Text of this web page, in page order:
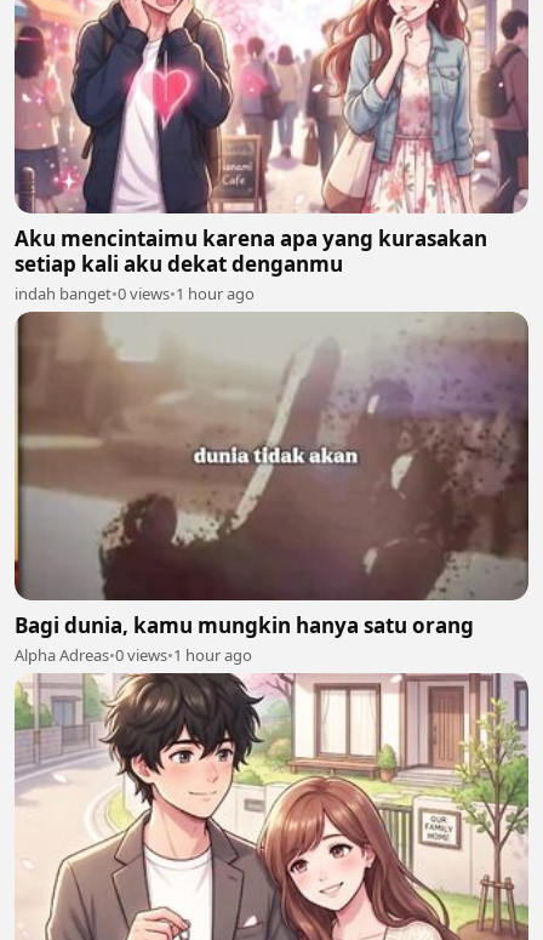
Aku mencintaimu karena apa yang kurasakan
setiap kali aku dekat denganmu
indah banget•0 views•1 hour ago
Bagi dunia, kamu mungkin hanya satu orang
Alpha Adreas•0 views•1 hour ago